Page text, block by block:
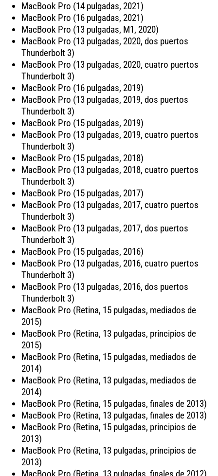
MacBook Pro (14 pulgadas, 2021)
MacBook Pro (16 pulgadas, 2021)
MacBook Pro (13 pulgadas, M1, 2020)
MacBook Pro (13 pulgadas, 2020, dos puertos
Thunderbolt 3)
MacBook Pro (13 pulgadas, 2020, cuatro puertos
Thunderbolt 3)
MacBook Pro (16 pulgadas, 2019)
MacBook Pro (13 pulgadas, 2019, dos puertos
Thunderbolt 3)
MacBook Pro (15 pulgadas, 2019)
MacBook Pro (13 pulgadas, 2019, cuatro puertos
Thunderbolt 3)
MacBook Pro (15 pulgadas, 2018)
MacBook Pro (13 pulgadas, 2018, cuatro puertos
Thunderbolt 3)
MacBook Pro (15 pulgadas, 2017)
MacBook Pro (13 pulgadas, 2017, cuatro puertos
Thunderbolt 3)
MacBook Pro (13 pulgadas, 2017, dos puertos
Thunderbolt 3)
MacBook Pro (15 pulgadas, 2016)
MacBook Pro (13 pulgadas, 2016, cuatro puertos
Thunderbolt 3)
MacBook Pro (13 pulgadas, 2016, dos puertos
Thunderbolt 3)
MacBook Pro (Retina, 15 pulgadas, mediados de
2015)
MacBook Pro (Retina, 13 pulgadas, principios de
2015)
MacBook Pro (Retina, 15 pulgadas, mediados de
2014)
MacBook Pro (Retina, 13 pulgadas, mediados de
2014)
MacBook Pro (Retina, 15 pulgadas, finales de 2013)
MacBook Pro (Retina, 13 pulgadas, finales de 2013)
MacBook Pro (Retina, 15 pulgadas, principios de
2013)
MacBook Pro (Retina, 13 pulgadas, principios de
2013)